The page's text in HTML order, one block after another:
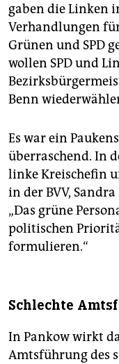
gaben die Linken
Verhandlungen
Grünen und SPD
wollen SPD und
Benn
Es war ein
überraschend. In
linke Kreischefin
in der BVV,
„Das grüne
politischen
formulieren.“
Schlechte
In Pankow wirkt
Amtsführung des